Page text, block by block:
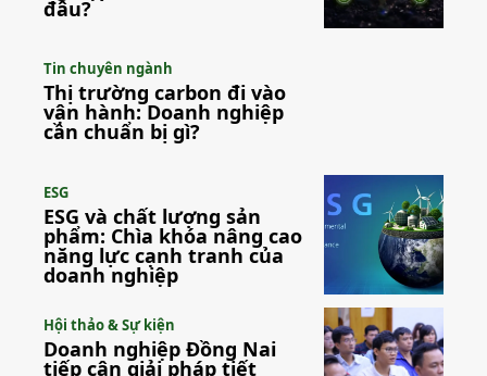
đâu?
Tin chuyên ngành
Thị trường carbon đi vào
vận hành: Doanh nghiệp
cần chuẩn bị gì?
ESG
ESG và chất lượng sản
phẩm: Chìa khóa nâng cao
năng lực cạnh tranh của
doanh nghiệp
Hội thảo & Sự kiện
Doanh nghiệp Đồng Nai
tiếp cận giải pháp tiết